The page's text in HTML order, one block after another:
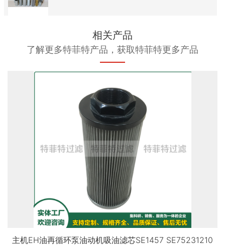
相关产品
了解更多特菲特产品，获取特菲特更多产品
主机EH油再循环泵油动机吸油滤芯SE1457 SE75231210